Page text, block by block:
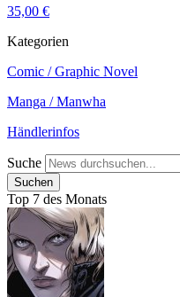
35,00 €
Kategorien
Comic / Graphic Novel
Manga / Manwha
Händlerinfos
Suche
Top 7 des Monats